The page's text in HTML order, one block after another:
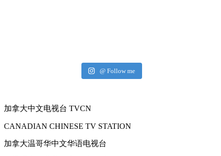
@ Follow me
加拿大中文电视台 TVCN
CANADIAN CHINESE TV STATION
加拿大温哥华中文华语电视台